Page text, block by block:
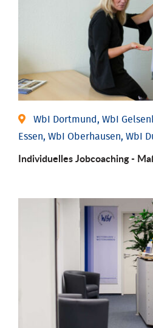
WbI Dortmund, WbI
Essen, WbI Oberhausen, WbI
Individu­elles Job­coaching -